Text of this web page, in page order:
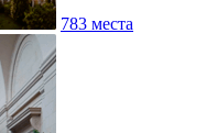
783 места